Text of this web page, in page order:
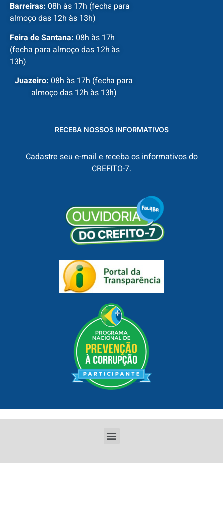
Barreiras: 08h às 17h (fecha para
almoço das 12h às 13h)
Feira de Santana: 08h às 17h
(fecha para almoço das 12h às
13h)
Juazeiro: 08h às 17h (fecha para
almoço das 12h às 13h)
RECEBA NOSSOS INFORMATIVOS
Cadastre seu e-mail e receba os informativos do
CREFITO-7.